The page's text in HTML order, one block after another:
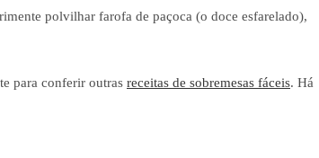
polvilhar farofa de paçoca (o doce esfarelado),
para conferir outras receitas de sobremesas fáceis. Há